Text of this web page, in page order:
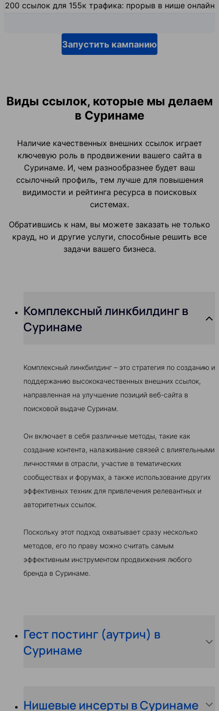
200 ссылок для 155к трафика: прорыв в нише
Запустить кампанию
Виды ссылок, которые мы делаем
в Суринаме
Наличие качественных внешних ссылок играет
ключевую роль в продвижении вашего сайта в
Суринаме. И, чем разнообразнее будет ваш
ссылочный профиль, тем лучше для повышения
видимости и рейтинга ресурса в поисковых
системах.
Обратившись к нам, вы можете заказать не только
крауд, но и другие услуги, способные решить все
задачи вашего бизнеса.
Комплексный линкбилдинг в
Суринаме
Комплексный линкбилдинг – это стратегия по созданию и
поддержанию высококачественных внешних ссылок,
направленная на улучшение позиций веб-сайта в
поисковой выдаче Суринам.
Он включает в себя различные методы, такие как
создание контента, налаживание связей с влиятельными
личностями в отрасли, участие в тематических
сообществах и форумах, а также использование других
эффективных техник для привлечения релевантных и
авторитетных ссылок.
Поскольку этот подход охватывает сразу несколько
методов, его по праву можно считать самым
эффективным инструментом продвижения любого
бренда в Суринаме.
Гест постинг (аутрич) в
Суринаме
Нишевые инсерты в Суринаме